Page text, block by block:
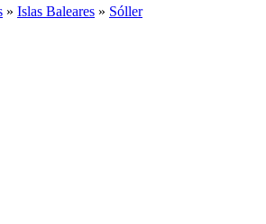
» Islas Baleares » Sóller